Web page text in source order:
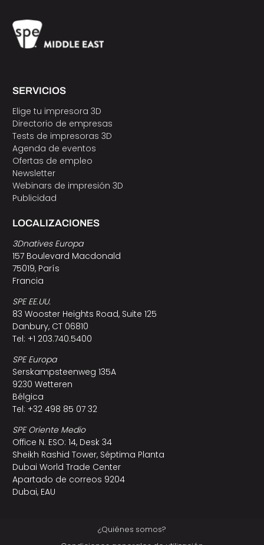
SERVICIOS
Elige tu impresora 3D
Directorio de empresas
Tests de impresoras 3D
Agenda de eventos
Ofertas de empleo
Newsletter
Webinars de impresión 3D
Publicidad
LOCALIZACIONES
3Dnatives Europa
157 Boulevard Macdonald
75019, París
Francia
SPE EE.UU.
83 Wooster Heights Road, Suite 125
Danbury, CT 06810
Tel: +1 203.740.5400
SPE Europa
Serskampsteenweg 135A
9230 Wetteren
Bélgica
Tel: +32 498 85 07 32
SPE Oriente Medio
Office N. ESO: 14, Desk 34
Sheikh Rashid Tower, Séptima Planta
Dubai World Trade Center
Apartado de correos 9204
Dubai, EAU
¿Quiénes somos?